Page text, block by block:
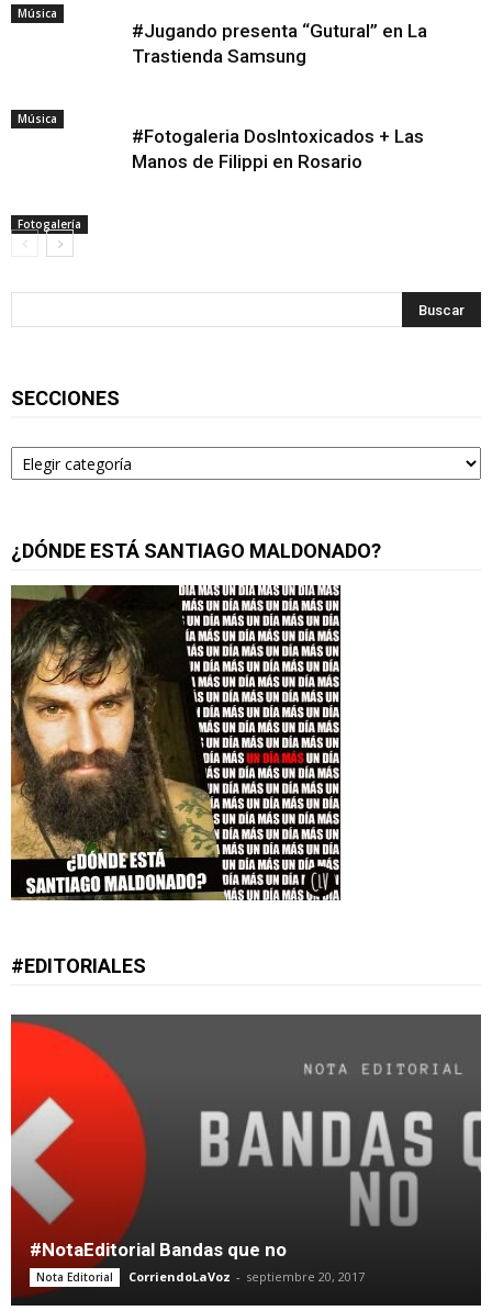
Música
Música
#Jugando presenta “Gutural” en La
Trastienda Samsung
Fotogalería
#Fotogaleria DosIntoxicados + Las
Manos de Filippi en Rosario
SECCIONES
Secciones
¿DÓNDE ESTÁ SANTIAGO MALDONADO?
#EDITORIALES
#NotaEditorial Bandas que no
Nota Editorial CorriendoLaVoz - septiembre 20, 2017